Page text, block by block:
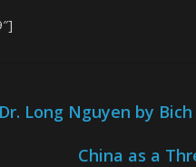
Long Nguyen by Bich
China as a